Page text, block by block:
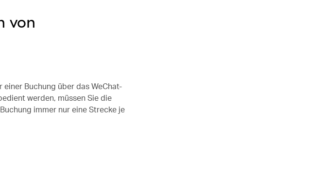
von
Buchung über das WeChat-
werden, müssen Sie die
immer nur eine Strecke je